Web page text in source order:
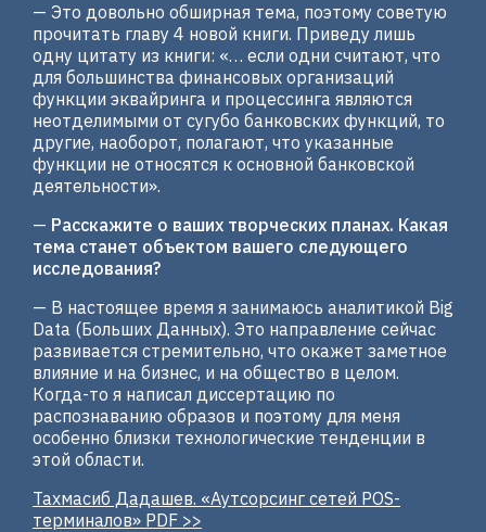
— Это довольно обширная тема, поэтому советую
прочитать главу 4 новой книги. Приведу лишь
одну цитату из книги: «… если одни считают, что
для большинства финансовых организаций
функции эквайринга и процессинга являются
неотделимыми от сугубо банковских функций, то
другие, наоборот, полагают, что указанные
функции не относятся к основной банковской
деятельности».
— Расскажите о ваших творческих планах. Какая
тема станет объектом вашего следующего
исследования?
— В настоящее время я занимаюсь аналитикой Big
Data (Больших Данных). Это направление сейчас
развивается стремительно, что окажет заметное
влияние и на бизнес, и на общество в целом.
Когда-то я написал диссертацию по
распознаванию образов и поэтому для меня
особенно близки технологические тенденции в
этой области.
Тахмасиб Дадашев. «Аутсорсинг сетей POS-
терминалов» PDF >>